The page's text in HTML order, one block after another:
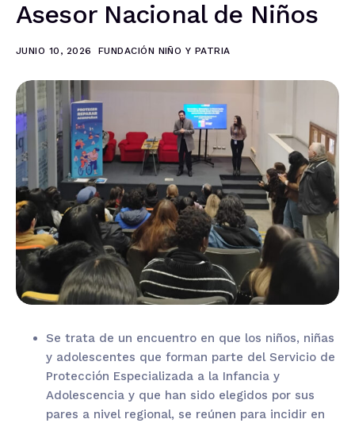
Asesor Nacional de Niños
JUNIO 10, 2026 FUNDACIÓN NIÑO Y PATRIA
Se trata de un encuentro en que los niños, niñas
y adolescentes que forman parte del Servicio de
Protección Especializada a la Infancia y
Adolescencia y que han sido elegidos por sus
pares a nivel regional, se reúnen para incidir en